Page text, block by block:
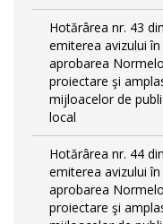
Hotărârea nr. 43
emiterea avizului
aprobarea
proiectare şi
mijloacelor de
local
Hotărârea nr. 44
emiterea avizului
aprobarea
proiectare şi